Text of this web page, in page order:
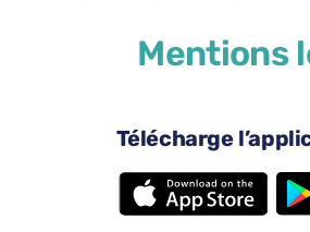
Mentions
Télécharge
4 portes
Caméra de recul
Ajoutez des